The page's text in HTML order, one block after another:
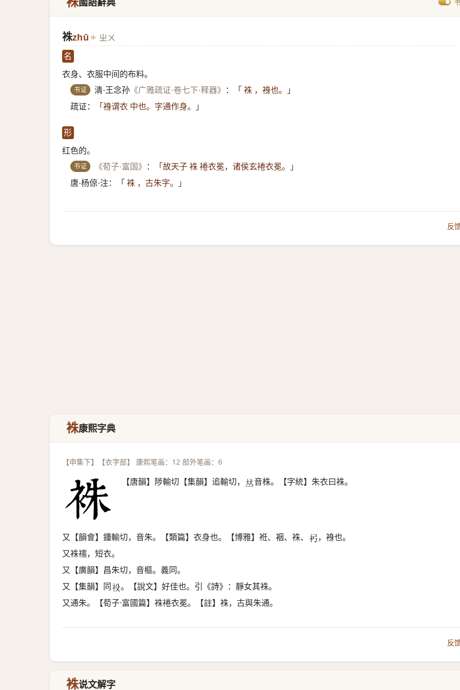
袾zhū ㄓㄨ
名
衣身、衣服中间的布料。
书证 清·王念孙 《广雅疏证·卷七下·释器》 ：
「 袾 ，裑也。」
疏证：
「裑谓衣 中也。字通作身。」
形
红色的。
书证 《荀子·富国》 ：
「故天子 袾 裷衣冕，诸侯玄裷衣冕。」
唐·杨倞·注：
「 袾 ，古朱字。」
反
袾康熙字典
【申集下】【衣字部】 康熙笔画：12 部外笔画：6
【唐韻】陟輸切【集韻】追輸切， 𠀤音株。【字統】朱衣曰袾。
又【韻會】鍾輸切，音朱。【類篇】衣身也。【博雅】袵、裀、袾、 𧘏 ，裑也。
又袾襦，短衣。
又【廣韻】昌朱切，音樞。義同。
又【集韻】同𧘣 。【說文】好佳也。引《詩》：靜女其袾。
又通朱。【荀子·富國篇】袾裷衣冕。【註】袾，古與朱通。
反
袾说文解字